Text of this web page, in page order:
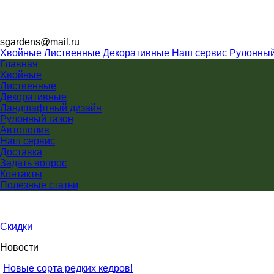
sgardens@mail.ru
Хвойные Лиственные Декоративные Наш сервис
Главная
Хвойные
Лиственные
Декоративные
Ландшафтный дизайн
Рулонный газон
Автополив
Наш сервис
Доставка
Задать вопрос
Контакты
Полезные статьи
Скидки
Новости
Новые сорта редких кедров!